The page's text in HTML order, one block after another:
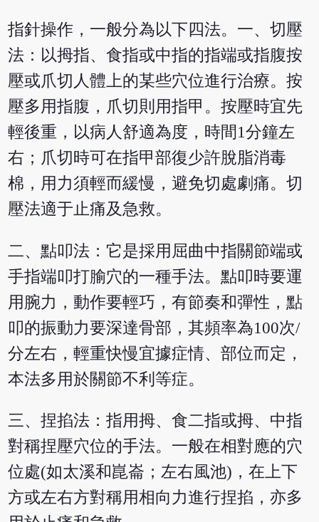
指針操作，一般分為以下四法。一、切壓
法：以拇指、食指或中指的指端或指腹按
壓或爪切人體上的某些穴位進行治療。按
壓多用指腹，爪切則用指甲。按壓時宜先
輕後重，以病人舒適為度，時間1分鐘左
右；爪切時可在指甲部復少許脫脂消毒
棉，用力須輕而緩慢，避免切處劇痛。切
壓法適于止痛及急救。
二、點叩法：它是採用屈曲中指關節端或
手指端叩打腧穴的一種手法。點叩時要運
用腕力，動作要輕巧，有節奏和彈性，點
叩的振動力要深達骨部，其頻率為100次/
分左右，輕重快慢宜據症情、部位而定，
本法多用於關節不利等症。
三、捏掐法：指用拇、食二指或拇、中指
對稱捏壓穴位的手法。一般在相對應的穴
位處(如太溪和崑崙；左右風池)，在上下
方或左右方對稱用相向力進行捏掐，亦多